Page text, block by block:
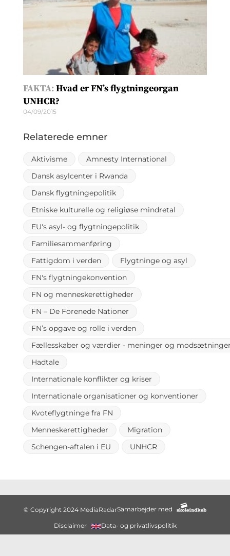
FAKTA:Hvad er FN’s flygtningeorgan
UNHCR?
04/09/2015
Relaterede emner
Aktivisme
Amnesty International
Dansk asylcenter i Rwanda
Dansk flygtningepolitik
Etniske kulturelle og religiøse mindretal
EU's asyl- og flygtningepolitik
Familiesammenføring
Fattigdom i verden
Flygtninge og asyl
FN's flygtningekonvention
FN og menneskerettigheder
FN – De Forenede Nationer
FN’s opgave og rolle i verden
Fællesskaber og værdier - meninger og
Hadtale
Internationale konflikter og kriser
Internationale organisationer og konventioner
Kvoteflygtninge fra FN
Menneskerettigheder
Migration
Schengen-aftalen i EU
UNHCR
© Copyright 2024 MediaRadarSamarbejder med
Disclaimer Data- og privatlivspolitik